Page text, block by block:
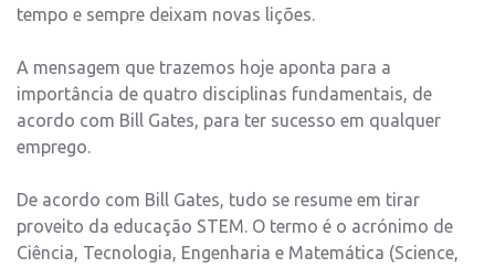
tempo e sempre deixam novas lições.
A mensagem que trazemos hoje aponta para a
importância de quatro disciplinas fundamentais, de
acordo com Bill Gates, para ter sucesso em qualquer
emprego.
De acordo com Bill Gates, tudo se resume em tirar
proveito da educação STEM. O termo é o acrónimo de
Ciência, Tecnologia, Engenharia e Matemática (Science,